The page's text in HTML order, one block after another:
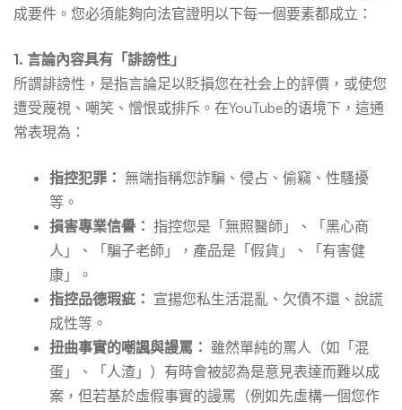
素
成要件。您必須能夠向法官證明以下每一個要素都成立：
1. 言論內容具有「誹謗性」
所謂誹謗性，是指言論足以貶損您在社会上的評價，或使您
遭受蔑視、嘲笑、憎恨或排斥。在YouTube的语境下，這通
常表現為：
指控犯罪： 無端指稱您詐騙、侵占、偷竊、性騷擾
等。
損害專業信譽： 指控您是「無照醫師」、「黑心商
人」、「騙子老師」，產品是「假貨」、「有害健
康」。
指控品德瑕疵： 宣揚您私生活混亂、欠債不還、說謊
成性等。
扭曲事實的嘲諷與謾罵： 雖然單純的罵人（如「混
蛋」、「人渣」）有時會被認為是意見表達而難以成
案，但若基於虛假事實的謾罵（例如先虛構一個您作